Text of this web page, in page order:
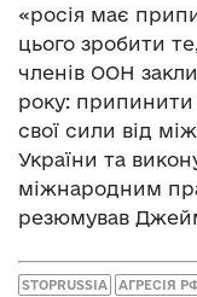
«росія має
цього зробити
членів ООН
року: припинити
свої сили від
України та
міжнародним
резюмував
STOPRUSSIA АГРЕСІЯ